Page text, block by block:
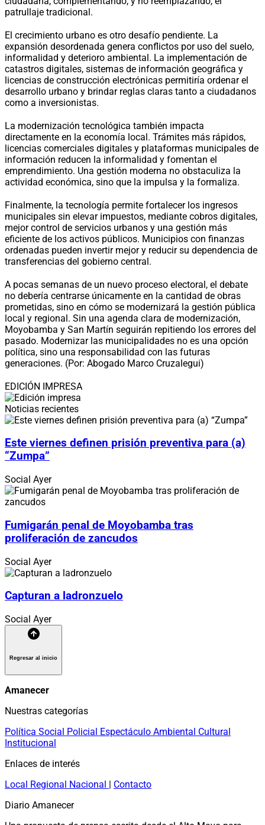
patrullaje tradicional.
El crecimiento urbano es otro desafío pendiente. La
expansión desordenada genera conflictos por uso del suelo,
informalidad y deterioro ambiental. La implementación de
catastros digitales, sistemas de información geográfica y
licencias de construcción electrónicas permitiría ordenar el
desarrollo urbano y brindar reglas claras tanto a ciudadanos
como a inversionistas.
La modernización tecnológica también impacta
directamente en la economía local. Trámites más rápidos,
licencias comerciales digitales y plataformas municipales de
información reducen la informalidad y fomentan el
emprendimiento. Una gestión moderna no obstaculiza la
actividad económica, sino que la impulsa y la formaliza.
Finalmente, la tecnología permite fortalecer los ingresos
municipales sin elevar impuestos, mediante cobros digitales,
mejor control de servicios urbanos y una gestión más
eficiente de los activos públicos. Municipios con finanzas
ordenadas pueden invertir mejor y reducir su dependencia de
transferencias del gobierno central.
A pocas semanas de un nuevo proceso electoral, el debate
no debería centrarse únicamente en la cantidad de obras
prometidas, sino en cómo se modernizará la gestión pública
local y regional. Sin una agenda clara de modernización,
Moyobamba y San Martín seguirán repitiendo los errores del
pasado. Modernizar las municipalidades no es una opción
política, sino una responsabilidad con las futuras
generaciones. (Por: Abogado Marco Cruzalegui)
EDICIÓN IMPRESA
Noticias recientes
Este viernes definen prisión preventiva para (a)
“Zumpa”
Social Ayer
Fumigarán penal de Moyobamba tras
proliferación de zancudos
Social Ayer
Capturan a ladronzuelo
Social Ayer
Regresar al inicio
Amanecer
Nuestras categorías
Política Social Policial Espectáculo Ambiental Cultural
Institucional
Enlaces de interés
Local Regional Nacional | Contacto
Diario Amanecer